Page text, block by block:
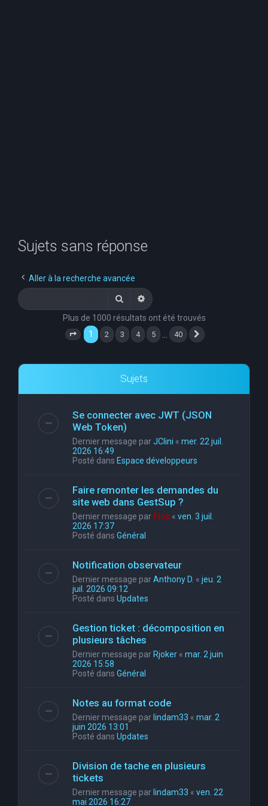
Sujets sans réponse
Aller à la recherche avancée
RechercherRecherche avancée
Plus de 1000 résultats ont été trouvés
Page 1 sur40
1 2 3 4 5 40
Sujets
Se connecter avec JWT (JSON
Web Token)
Dernier message parJClini « mer. 22 juil.
2026 16:49
Posté dans Espace développeurs
Faire remonter les demandes du
site web dans GestSup ?
Dernier message par Flox « ven. 3 juil.
2026 17:37
Posté dans Général
Notification observateur
Dernier message parAnthony D. « jeu. 2
juil. 2026 09:12
Posté dans Updates
Gestion ticket : décomposition en
plusieurs tâches
Dernier message par Rjoker « mar. 2 juin
2026 15:58
Posté dans Général
Notes au format code
Dernier message par lindam33 « mar. 2
juin 2026 13:01
Posté dans Updates
Division de tache en plusieurs
tickets
Dernier message par lindam33 « ven. 22
mai 2026 16:27